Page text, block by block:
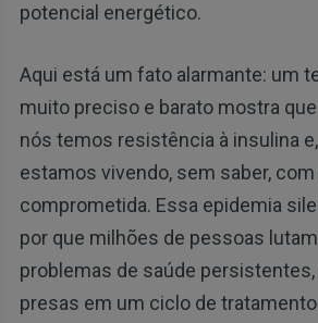
potencial energético.
Aqui está um fato alarmante: um
muito preciso e barato mostra
nós temos resistência à insulina
estamos vivendo, sem saber,
comprometida. Essa epidemia
por que milhões de pessoas
problemas de saúde
presas em um ciclo de